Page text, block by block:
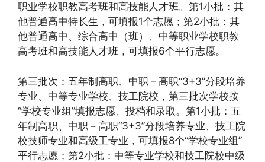
职业学校职教高考班和高技能人才班。第1小批：其
他普通高中特长生，可填报1个志愿；第2小批：其
他普通高中、综合高中（班）、中等职业学校职教
高考班和高技能人才班，可填报6个平行志愿。
第三批次：五年制高职、中职－高职“3+3”分段培养
专业、中等专业学校、技工院校，第三批次学校按
“学校专业组”填报志愿、投档和录取。第1小批：五
年制高职、中职－高职“3+3”分段培养专业、技工院
校技师专业和高级工专业，可填报8个“学校专业组”
平行志愿；第2小批：中等专业学校和技工院校中级